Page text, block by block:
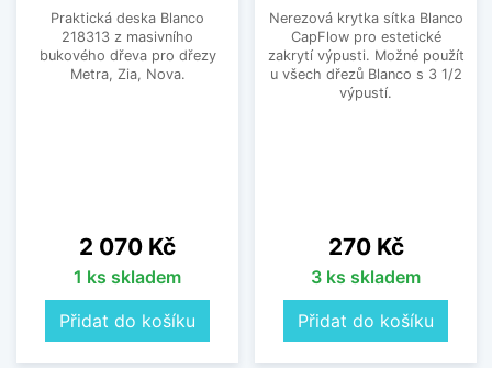
Praktická deska Blanco
218313 z masivního
bukového dřeva pro dřezy
Metra, Zia, Nova.
Cena
2 070 Kč
1 ks skladem
Přidat do košíku
Nerezová krytka sítka Blanco
CapFlow pro estetické
zakrytí výpusti. Možné použít
u všech dřezů Blanco s 3 1/2
výpustí.
Cena
270 Kč
3 ks skladem
Přidat do košíku